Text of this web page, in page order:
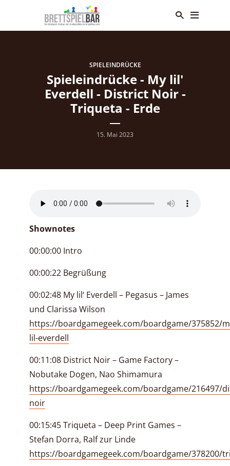
SPIELEINDRÜCKE
Spieleindrücke - My lil'
Everdell - District Noir -
Triqueta - Erde
15. Mai 2023
Shownotes
00:00:00 Intro
00:00:22 Begrüßung
00:02:48 My lil‘ Everdell – Pegasus – James
und Clarissa Wilson
https://boardgamegeek.com/boardgame/375852/
lil-everdell
00:11:08 District Noir – Game Factory –
Nobutake Dogen, Nao Shimamura
https://boardgamegeek.com/boardgame/216497/
noir
00:15:45 Triqueta – Deep Print Games –
Stefan Dorra, Ralf zur Linde
https://boardgamegeek.com/boardgame/378200/